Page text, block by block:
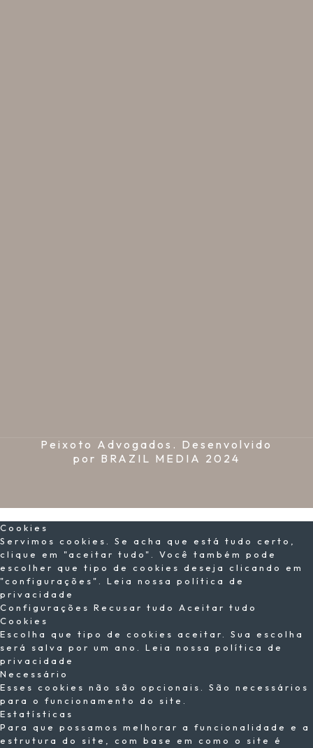
Peixoto Advogados. Desenvolvido
por BRAZIL MEDIA 2024
Cookies
Servimos cookies. Se acha que está tudo certo,
clique em "aceitar tudo". Você também pode
escolher que tipo de cookies deseja clicando em
"configurações". Leia nossa política de
privacidade
Configurações Recusar tudo Aceitar tudo
Cookies
Escolha que tipo de cookies aceitar. Sua escolha
será salva por um ano. Leia nossa política de
privacidade
Necessário
Esses cookies não são opcionais. São necessários
para o funcionamento do site.
Estatísticas
Para que possamos melhorar a funcionalidade e a
estrutura do site, com base em como o site é